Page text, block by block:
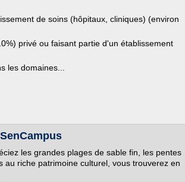
de soins (hôpitaux, cliniques) (environ
privé ou faisant partie d'un établissement
les domaines...
les grandes plages de sable fin, les pentes
riche patrimoine culturel, vous trouverez en